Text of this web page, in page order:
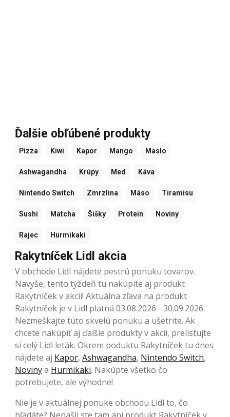
Ďalšie obľúbené produkty
Pizza Kiwi Kapor Mango Maslo
Ashwagandha Krúpy Med Káva
Nintendo Switch Zmrzlina Mäso Tiramisu
Sushi Matcha Šišky Protein Noviny
Rajec Hurmikaki
Rakytníček Lidl akcia
V obchode Lidl nájdete pestrú ponuku tovarov.
Navyše, tento týždeň tu nakúpite aj produkt
Rakytníček v akcii! Aktuálna zľava na produkt
Rakytníček je v Lidl platná 03.08.2026 - 30.09.2026.
Nezmeškajte túto skvelú ponuku a ušetrite. Ak
chcete nakúpiť aj ďalšie produkty v akcii, prelistujte
si celý Lidl leták. Okrem poduktu Rakytníček tu dnes
nájdete aj Kapor, Ashwagandha, Nintendo Switch,
Novinya Hurmikaki. Nakúpte všetko čo
potrebujete, ale výhodne!
Nie je v aktuálnej ponuke obchodu Lidl to, čo